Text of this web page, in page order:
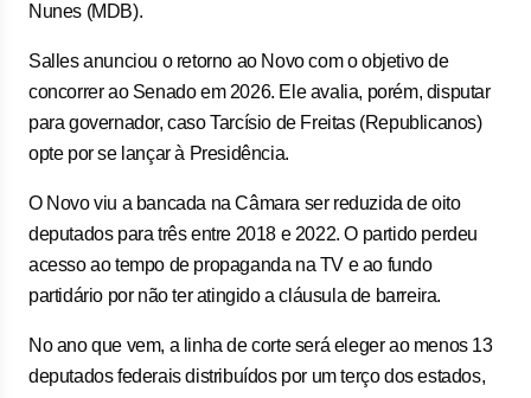
Nunes (MDB).
Salles anunciou o retorno ao Novo com o objetivo de
concorrer ao Senado em 2026. Ele avalia, porém, disputar
para governador, caso Tarcísio de Freitas (Republicanos)
opte por se lançar à Presidência.
O Novo viu a bancada na Câmara ser reduzida de oito
deputados para três entre 2018 e 2022. O partido perdeu
acesso ao tempo de propaganda na TV e ao fundo
partidário por não ter atingido a cláusula de barreira.
No ano que vem, a linha de corte será eleger ao menos 13
deputados federais distribuídos por um terço dos estados,